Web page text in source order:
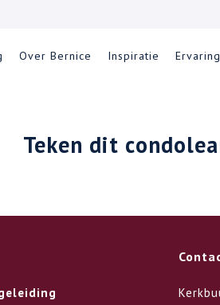
Over Bernice Inspiratie
Teken dit